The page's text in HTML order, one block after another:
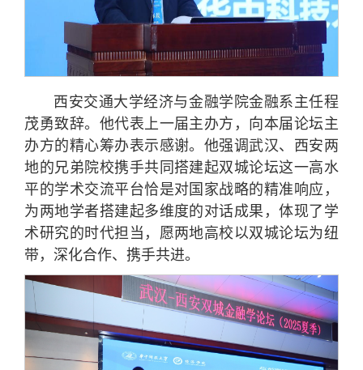
西安交通大学经济与金融学院金融系主任程
茂勇致辞。他代表上一届主办方，向本届论坛主
办方的精心筹办表示感谢。他强调武汉、西安两
地的兄弟院校携手共同搭建起双城论坛这一高水
平的学术交流平台恰是对国家战略的精准响应，
为两地学者搭建起多维度的对话成果，体现了学
术研究的时代担当，愿两地高校以双城论坛为纽
带，深化合作、携手共进。